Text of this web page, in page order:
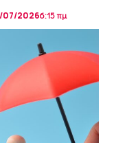
07/20266:15 πμ